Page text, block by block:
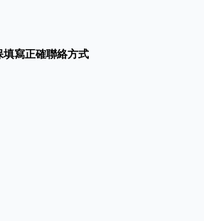
寫正確聯絡方式